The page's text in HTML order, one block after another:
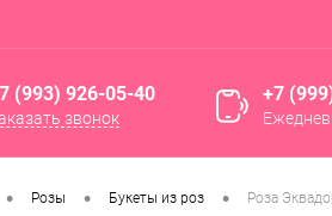
(993) 926-05-40
звонок
+7
• Розы • Букеты из роз • Роза